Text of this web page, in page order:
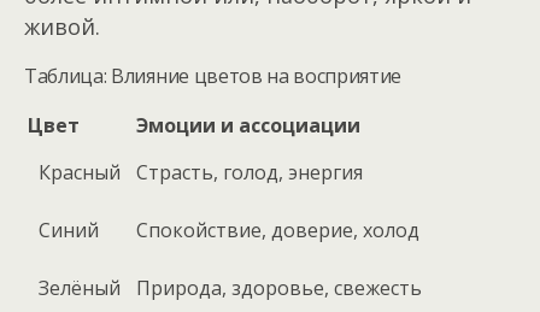
живой.
Таблица: Влияние цветов на восприятие
Цвет
Эмоции и ассоциации
Красный
Страсть, голод, энергия
Синий Спокойствие, доверие, холод
Зелёный Природа, здоровье, свежесть